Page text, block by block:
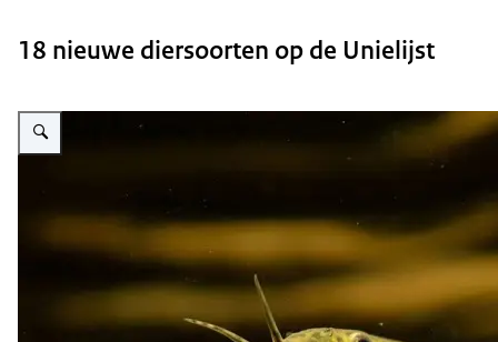
18 nieuwe diersoorten op de Unielijst
Vergroot afbeelding Aziatische modderkruiper